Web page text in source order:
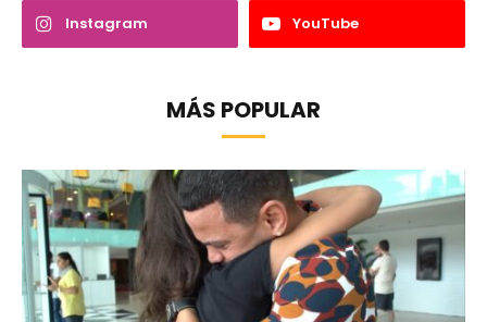
Instagram YouTube
MÁS POPULAR